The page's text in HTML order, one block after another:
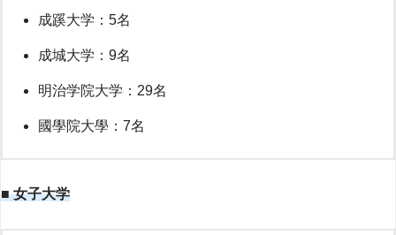
成蹊大学：5名
成城大学：9名
明治学院大学：29名
國學院大學：7名
■ 女子大学